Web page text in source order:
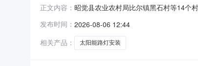
正文内容： 昭觉县农业农村局比尔镇黑石村等14个
项目基本情况项目编号：
合
发布时间： 2026-08-06 12:44
相关产品：
太阳能路灯安装